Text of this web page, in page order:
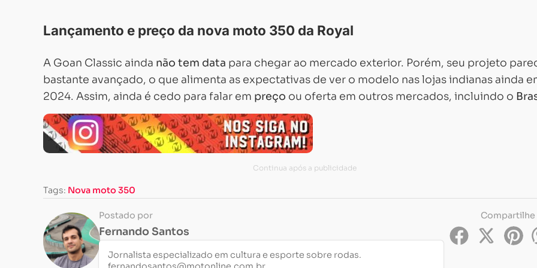
Lançamento e preço da nova moto 350 da Royal
A Goan Classic ainda não tem data para chegar ao mercado exterior. Porém, seu projeto
bastante avançado, o que alimenta as expectativas de ver o modelo nas lojas indianas ainda
2024. Assim, ainda é cedo para falar em preço ou oferta em outros mercados, incluindo o
Tags: Nova moto 350
Postado por
Fernando Santos
Jornalista especializado em cultura e esporte sobre rodas.
Compartilhe